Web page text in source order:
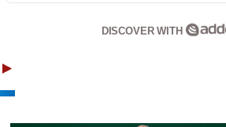
DISCOVER WITH